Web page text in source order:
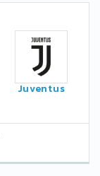
Juventus